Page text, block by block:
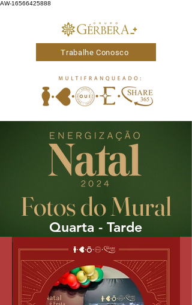
AW-16566425888
Trabalhe Conosco
Fotos do Mural
Quarta - Tarde